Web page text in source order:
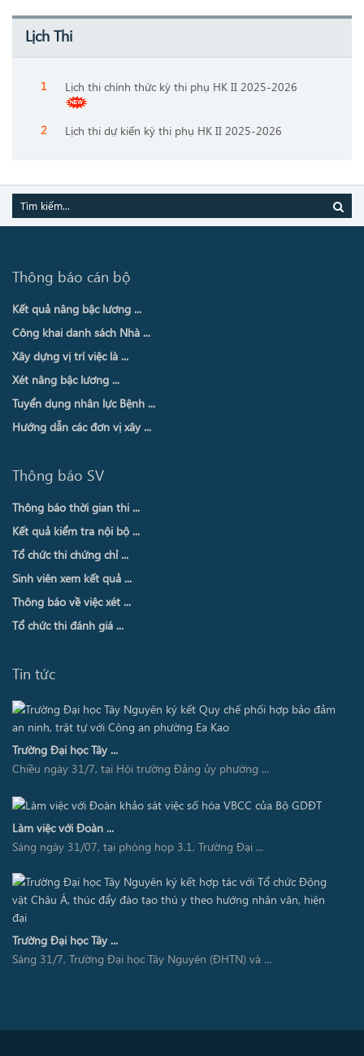
Lịch Thi
Lịch thi chính thức kỳ thi phụ HK II 2025-2026
Lịch thi dự kiến kỳ thi phụ HK II 2025-2026
Thông báo cán bộ
Kết quả nâng bậc lương ...
Công khai danh sách Nhà ...
Xây dựng vị trí việc là ...
Xét nâng bậc lương ...
Tuyển dụng nhân lực Bệnh ...
Hướng dẫn các đơn vị xây ...
Thông báo SV
Thông báo thời gian thi ...
Kết quả kiểm tra nội bộ ...
Tổ chức thi chứng chỉ ...
Sinh viên xem kết quả ...
Thông báo về việc xét ...
Tổ chức thi đánh giá ...
Tin tức
Trường Đại học Tây ...
Chiều ngày 31/7, tại Hội trường Đảng ủy phường ...
Làm việc với Đoàn ...
Sáng ngày 31/07, tại phòng họp 3.1, Trường Đại ...
Trường Đại học Tây ...
Sáng 31/7, Trường Đại học Tây Nguyên (ĐHTN) và ...